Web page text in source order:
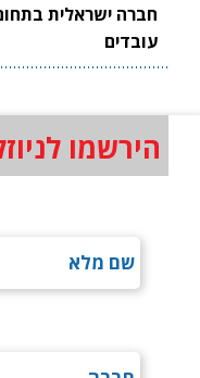
חברה ישראלית
עובדים
הירשמו